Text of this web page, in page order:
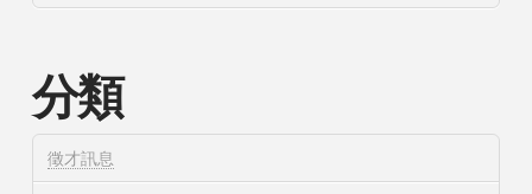
分類
徵才訊息